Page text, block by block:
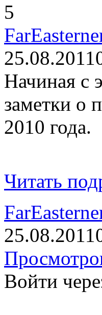
5
25.08.2011
Начиная с
заметки о
2010 года.
Читать
25.08.2011
Войти